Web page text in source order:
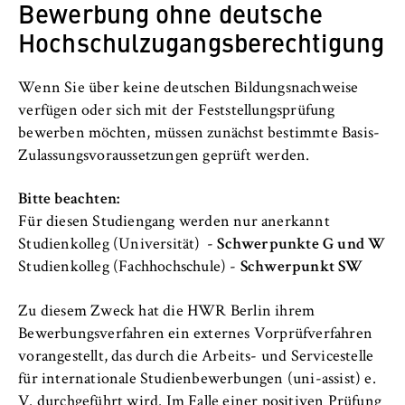
o
n
m
i
c
s
n
d
L
a
und WW-Kurs)
Deutschkenntnisse Level C1/C2
Englischkenntnisse Level B1
Sie können das von Uni-Assist zur Verfügung gestellte
Tool zur Prüfung Ihres Hochschulzugangs
nutzen.
Note studienrelevante Berufsausbildung:40%
Referenzrahmens für Sprachen oder andere,
gleichwertige Sprachtests (z.B. TOEFL)
mindestens bis zum Erreichen des Mittleren
Bildungsabschlusses (10. Klasse)
Aufenthalt an einer englischsprachigen Schule,
Hochschule oder anderer Institution
Muttersprachler*innen
Bewerbung ohne deutsche
Hochschulzugangsberechtigung
Wenn Sie über keine deutschen Bildungsnachweise
verfügen oder sich mit der Feststellungsprüfung
bewerben möchten, müssen zunächst bestimmte Basis-
Zulassungsvoraussetzungen geprüft werden.
Bitte beachten:
Für diesen Studiengang werden nur anerkannt
Studienkolleg (Universität) -Schwerpunkte G und W
Studienkolleg (Fachhochschule) - Schwerpunkt SW
Zu diesem Zweck hat die HWR Berlin ihrem
Bewerbungsverfahren ein externes Vorprüfverfahren
vorangestellt, das durch die Arbeits- und Servicestelle
für internationale Studienbewerbungen (uni-assist) e.
Betreiber dieser Website
Zweck:
Browsersitzung für eingeloggte Frontend-
Benutzer (z. B. im geschützten
Mitgliederbereich). Er speichert die
Session-ID und sorgt dafür, dass der Nutzer
Cookie Laufzeit:
Für die Dauer der Browsersitzung
MARKETING
Youtube
Name: